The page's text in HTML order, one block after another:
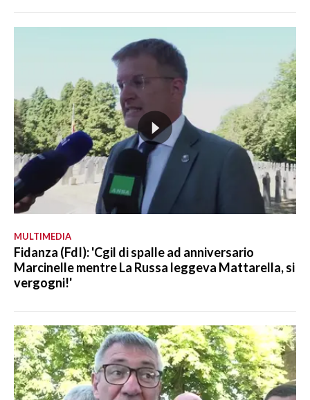
MULTIMEDIA
Fidanza (FdI): 'Cgil di spalle ad anniversario
Marcinelle mentre La Russa leggeva Mattarella, si
vergogni!'